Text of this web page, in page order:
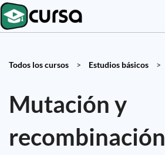
Todos los cursos > Estudios básicos >
Mutación y
recombinación